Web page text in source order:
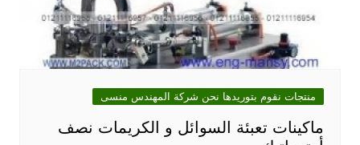
منتجات نقوم بتوريدها نحن شركة المهندس منسى
ماكينات تعبئة السوائل و الكريمات نصف